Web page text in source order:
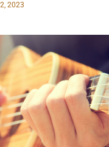
2023